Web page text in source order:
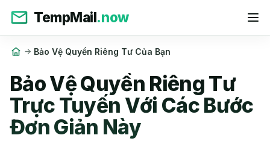
TempMail.now
Bảo Vệ Quyền Riêng Tư Của Bạn
Bảo Vệ Quyền Riêng Tư
Trực Tuyến Với Các Bước
Đơn Giản Này